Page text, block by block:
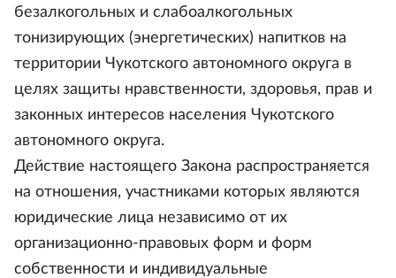
безалкогольных и слабоалкогольных
тонизирующих (энергетических) напитков на
территории Чукотского автономного округа в
целях защиты нравственности, здоровья, прав и
законных интересов населения Чукотского
автономного округа.
Действие настоящего Закона распространяется
на отношения, участниками которых являются
юридические лица независимо от их
организационно-правовых форм и форм
собственности и индивидуальные